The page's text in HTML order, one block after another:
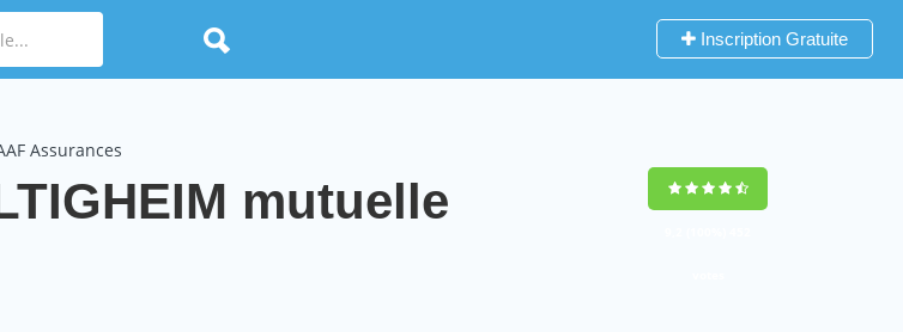
Inscription Gratuite
Assurances
mutuelle